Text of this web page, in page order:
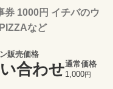
券 1000円 イチバのウ
など
販売価格
合わせ通常価格
1,000円